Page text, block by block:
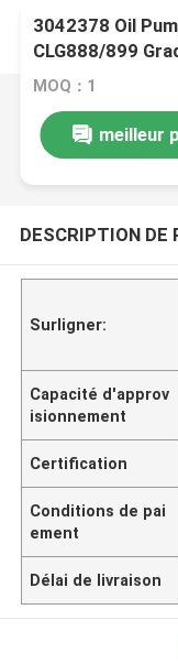
3042378 Oil
CLG888/899
Dozer SD22、
MOQ：1
meilleur
DESCRIPTION DE
Surligner:
Capacité d'approv
isionnement
Certification
Conditions de pai
ement
Délai de livraison